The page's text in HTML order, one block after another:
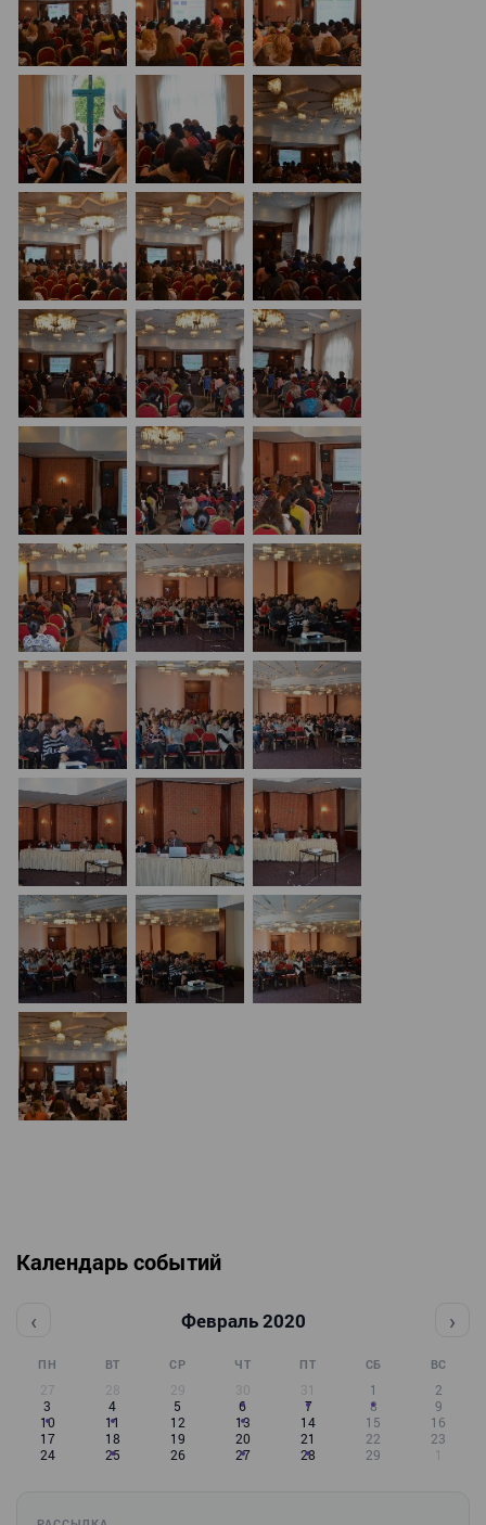
Календарь событий
‹ Февраль 2020 ›
ПН ВТ СР ЧТ ПТ СБ ВС
27 28 29 30 31 1
2
3
4 5 6 7 8
9
10
11 12 13 14 15
16
17
18 19 20 21 22
23
24
25 26 27 28 29 1